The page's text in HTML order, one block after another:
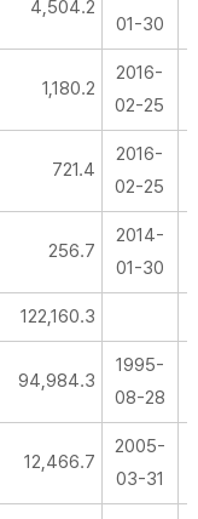
4,504.2
01-30
1,180.2
2016-
02-25
721.4
2016-
02-25
256.7
2014-
01-30
122,160.3
94,984.3
1995-
08-28
12,466.7
2005-
03-31